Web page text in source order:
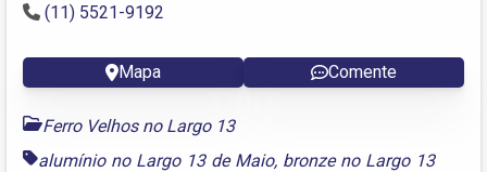
(11) 5521-9192
Mapa Comente
Ferro Velhos no Largo 13
alumínio no Largo 13 de Maio, bronze no Largo 13